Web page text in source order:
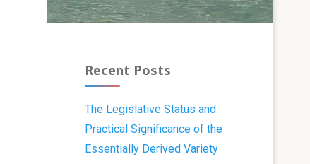
Recent Posts
The Legislative Status and
Practical Significance of the
Essentially Derived Variety